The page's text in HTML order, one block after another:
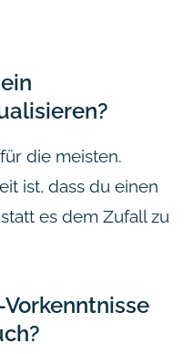
die meisten.
ist, dass du einen
es dem Zufall zu